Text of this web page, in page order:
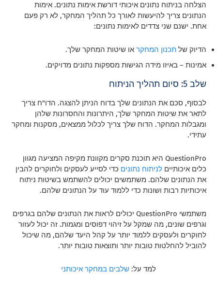
הצלחה בניתוח נתונים איכותי דורשת אימות נתונים. אימות
הנתונים צריך להיעשות לאורך כל תהליך המחקר, לא רק פעם
אחת. ישנם שני צדדים לאימות נתונים:
הדיוק שלתכנון המחקר או שיטות המחקר שלך.
אמינות – באיזו מידה הגישות מספקות נתונים מדויקים.
שלב 5: סיום תהליך הניתוח
לבסוף, סכם את הנתונים שלך בדוח הניתן להצגה. הדו"ח צריך
לתאר את שיטות המחקר שלך, היתרונות והחסרונות שלהן
ומגבלות המחקר. הדוח שלך צריך לכלול ממצאים, מסקנות ומחקר
עתידי.
QuestionPro היא תוכנת סקרים מקוונת מקיפה המציעה מגוון
כלים איכותייםלניתוח נתונים כדי לסייע לעסקים ולחוקרים להבין
את הנתונים שלהם. משתמשים יכולים להשתמש בשיטות ניתוח
איכותיות רבות ושונות כדי ללמוד עוד על הנתונים שלהם.
משתמשי QuestionPro יכולים לראות את הנתונים שלהם בגרפים
וגרפים שונים, מה שמקל על זיהוי דפוסים ומגמות. זה יכול לעזור
לחוקרים ולעסקים ללמוד יותר על קהל היעד שלהם, מה שיכול
להוביל להחלטות טובות יותר ותוצאות טובות יותר.
למד על: שלבים במחקר איכותני